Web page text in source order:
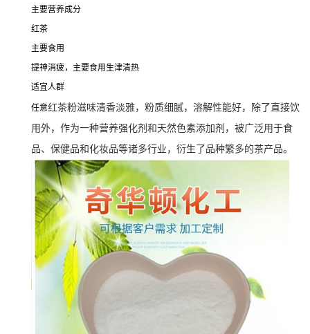
主要营养成分
红茶
主要食用
提神消疲，主要食用生津清热
适宜人群
任意红茶粉滋味清香淡雅，粉质细腻，溶解性能好，除了直接饮
用外，作为一种营养强化剂和天然色素添加剂，被广泛用于食
品、保健品和化妆品等诸多行业，衍生了品种繁多的茶产品。